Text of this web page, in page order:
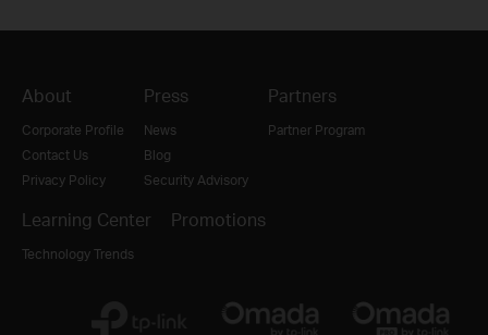
About
Corporate Profile
Contact Us
Privacy Policy
Press
News
Blog
Security Advisory
Partners
Partner Program
Learning Center
Technology Trends
Promotions